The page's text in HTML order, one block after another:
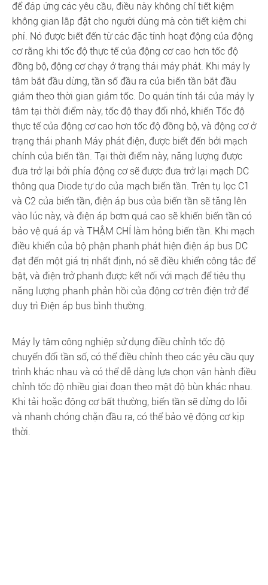
để đáp ứng các yêu cầu, điều này không chỉ tiết kiệm
không gian lắp đặt cho người dùng mà còn tiết kiệm chi
phí. Nó được biết đến từ các đặc tính hoạt động của động
cơ rằng khi tốc độ thực tế của động cơ cao hơn tốc độ
đồng bộ, động cơ chạy ở trạng thái máy phát. Khi máy ly
tâm bắt đầu dừng, tần số đầu ra của biến tần bắt đầu
giảm theo thời gian giảm tốc. Do quán tính tải của máy ly
tâm tại thời điểm này, tốc độ thay đổi nhỏ, khiến Tốc độ
thực tế của động cơ cao hơn tốc độ đồng bộ, và động cơ ở
trạng thái phanh Máy phát điện, được biết đến bởi mạch
chính của biến tần. Tại thời điểm này, năng lượng được
đưa trở lại bởi phía động cơ sẽ được đưa trở lại mạch DC
thông qua Diode tự do của mạch biến tần. Trên tụ lọc C1
và C2 của biến tần, điện áp bus của biến tần sẽ tăng lên
vào lúc này, và điện áp bơm quá cao sẽ khiến biến tần có
bảo vệ quá áp và THẬM CHÍ làm hỏng biến tần. Khi mạch
điều khiển của bộ phận phanh phát hiện điện áp bus DC
đạt đến một giá trị nhất định, nó sẽ điều khiển công tắc để
bật, và điện trở phanh được kết nối với mạch để tiêu thụ
năng lượng phanh phản hồi của động cơ trên điện trở để
duy trì Điện áp bus bình thường.
Máy ly tâm công nghiệp sử dụng điều chỉnh tốc độ
chuyển đổi tần số, có thể điều chỉnh theo các yêu cầu quy
trình khác nhau và có thể dễ dàng lựa chọn vận hành điều
chỉnh tốc độ nhiều giai đoạn theo mật độ bùn khác nhau.
Khi tải hoặc động cơ bất thường, biến tần sẽ dừng do lỗi
và nhanh chóng chặn đầu ra, có thể bảo vệ động cơ kịp
thời.